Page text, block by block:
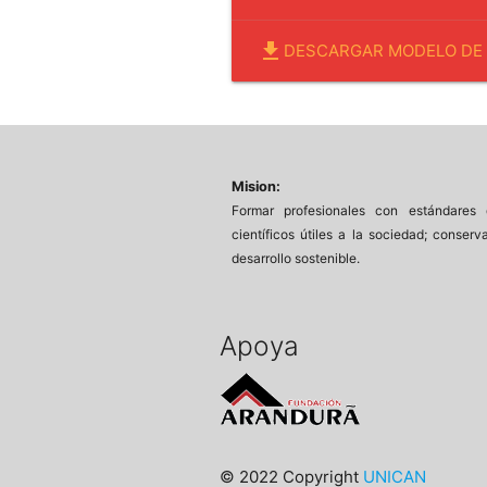
file_download DESCARGAR MODELO
Mision:
Formar profesionales con
científicos útiles a la sociedad;
desarrollo sostenible.
Apoya
© 2022 Copyright UNICAN